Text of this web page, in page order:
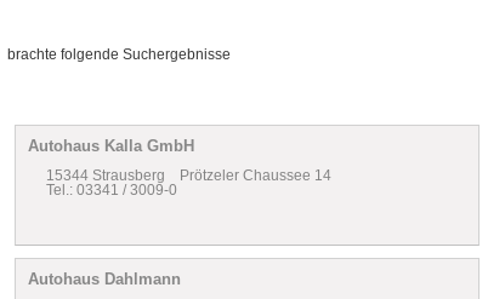
brachte folgende Suchergebnisse
Autohaus Kalla GmbH
15344 Strausberg Prötzeler Chaussee 14
Tel.: 03341 / 3009-0
Autohaus Dahlmann